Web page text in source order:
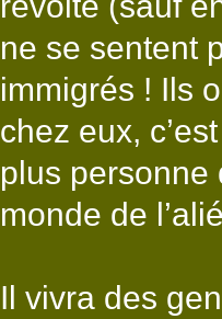
ne se sentent
immigrés ! Ils
chez eux,
plus personne
monde de
Il vivra des